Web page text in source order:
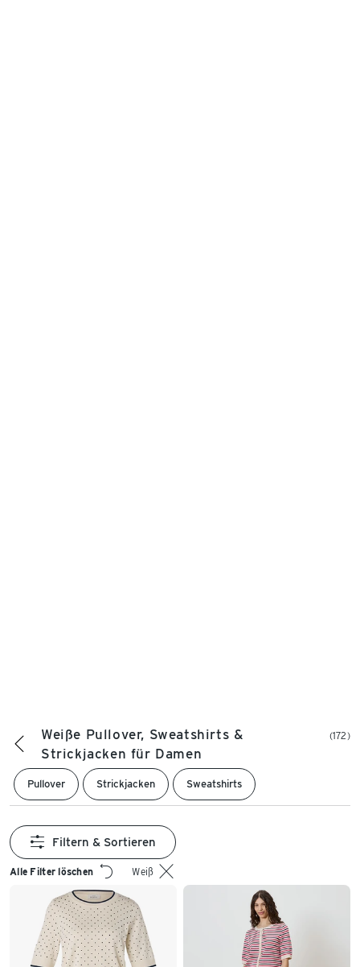
Weiße Pullover, Sweatshirts &
Strickjacken für Damen
(172)
Pullover Strickjacken Sweatshirts
Alle Filter löschen Weiß
Filtern & Sortieren